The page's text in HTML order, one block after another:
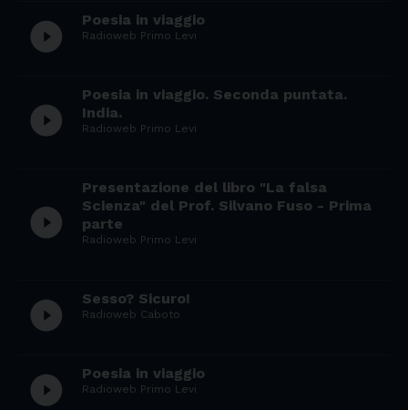
play_circle_filled Poesia in viaggio
Radioweb Primo Levi
play_circle_filled
Poesia in viaggio. Seconda puntata.
India.
Radioweb Primo Levi
play_circle_filled
Presentazione del libro "La falsa
Scienza" del Prof. Silvano Fuso - Prima
parte
Radioweb Primo Levi
play_circle_filled Sesso? Sicuro!
Radioweb Caboto
play_circle_filled Poesia in viaggio
Radioweb Primo Levi